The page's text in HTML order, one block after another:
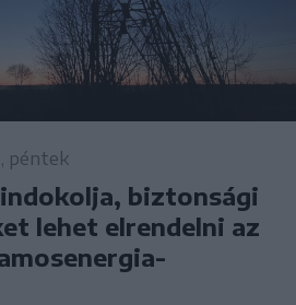
péntek
biztonsági
lehet elrendelni az